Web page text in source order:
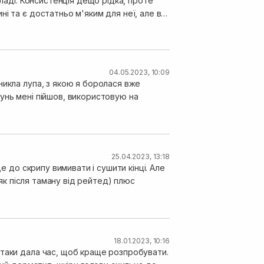
та є достатньо м'яким для неї, але в
волосся дійсно довше тримається
тільки тому, що люблю пробувати
04.05.2023, 10:09
лупа, з якою я боролася вже
мені пійшов, використовую на
25.04.2023, 13:18
скрипу вимивати і сушити кінці. Але
після таману від рейтед) плюс
18.01.2023, 10:16
дала час, щоб краще розпробувати.